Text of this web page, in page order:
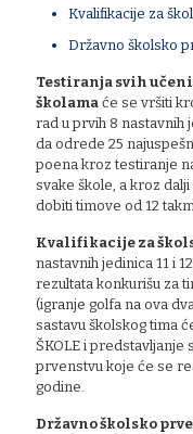
Kvalifikacije za
Državno školsko
Testiranja svih
školama će se vršiti
rad u prvih 8 nastavnih
da odrede 25
poena kroz testiranje
svake škole, a kroz
dobiti timove od 12
Kvalifikacije za
nastavnih jedinica 11 i
rezultata konkurišu za
(igranje golfa na ova
sastavu školskog tima
ŠKOLE i predstavljanje
prvenstvu koje će se
godine.
Državno školsko